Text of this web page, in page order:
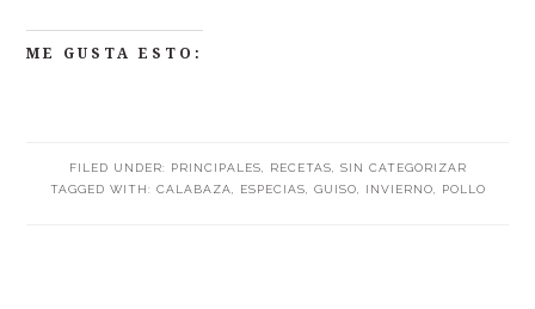
ME GUSTA ESTO:
FILED UNDER: PRINCIPALES RECETAS
SIN CATEGORIZAR
TAGGED WITH: CALABAZA ESPECIAS GUISO INVIERNO POLLO